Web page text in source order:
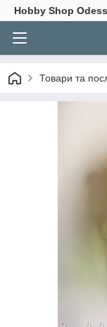
Hobbу Shop
Товари та